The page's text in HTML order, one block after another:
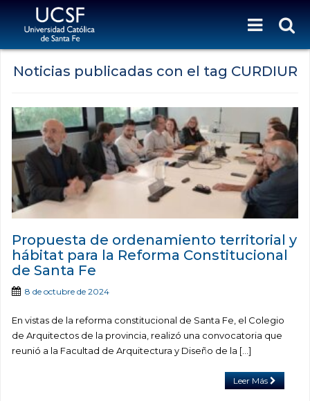
Noticias publicadas con el tag CURDIUR
Propuesta de ordenamiento territorial y
hábitat para la Reforma Constitucional
de Santa Fe
8 de octubre de 2024
En vistas de la reforma constitucional de Santa Fe, el Colegio
de Arquitectos de la provincia, realizó una convocatoria que
reunió a la Facultad de Arquitectura y Diseño de la […]
Leer Más